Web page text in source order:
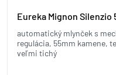
Eureka Mignon Silenzio
automatický mlynček s
regulácia, 55mm kamene,
veľmi tichý